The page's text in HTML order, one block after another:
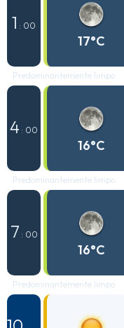
1 : 00
17°C
Predominantemente limpo
4 : 00
16°C
Predominantemente limpo
7 : 00
16°C
Predominantemente limpo